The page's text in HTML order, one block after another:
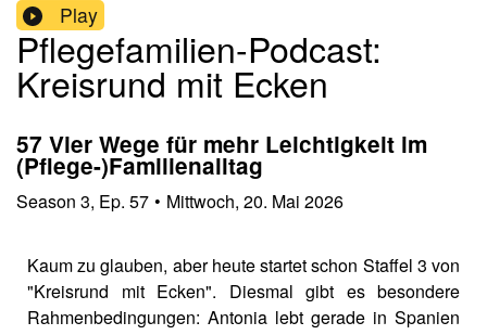
Play
Pflegefamilien-Podcast:
Kreisrund mit Ecken
57 Vier Wege für mehr Leichtigkeit im
(Pflege-)Familienalltag
Season 3, Ep. 57 • Mittwoch, 20. Mai 2026
Kaum zu glauben, aber heute startet schon Staffel 3 von
"Kreisrund mit Ecken". Diesmal gibt es besondere
Rahmenbedingungen: Antonia lebt gerade in Spanien